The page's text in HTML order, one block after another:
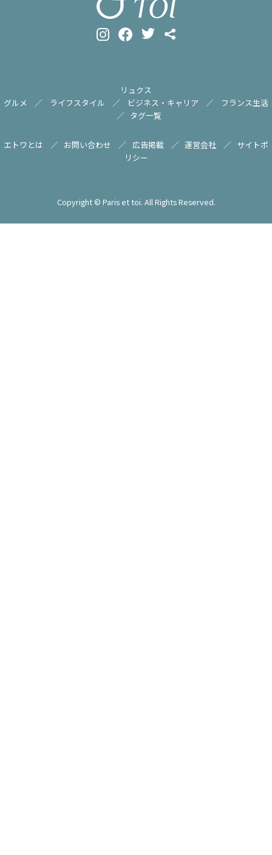
リュクス
グルメ
ライフスタイル ビジネス・キャリア
フランス生活
タグ一覧
エトワとは お問い合わせ 広告掲載 運営会社
サイトポ
リシー
Copyright © Paris et toi. All Rights Reserved.